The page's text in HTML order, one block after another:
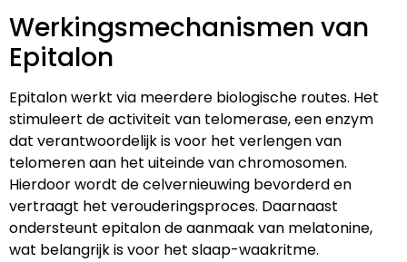
Werkingsmechanismen van
Epitalon
Epitalon werkt via meerdere biologische routes. Het
stimuleert de activiteit van telomerase, een enzym
dat verantwoordelijk is voor het verlengen van
telomeren aan het uiteinde van chromosomen.
Hierdoor wordt de celvernieuwing bevorderd en
vertraagt het verouderingsproces. Daarnaast
ondersteunt epitalon de aanmaak van melatonine,
wat belangrijk is voor het slaap-waakritme.